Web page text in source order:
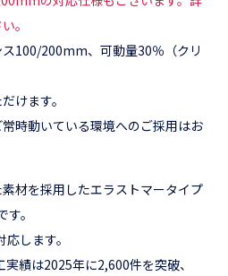
。
100/200mm、可動量30％（クリ
けます。
時動いている環境へのご採用はお
材を採用したエラストマータイプ
。
します。
績は2025年に2,600件を突破、